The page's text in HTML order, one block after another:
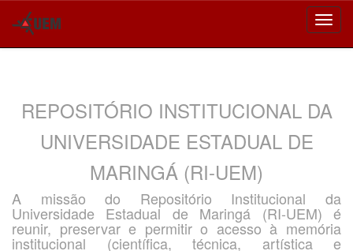
REPOSITÓRIO INSTITUCIONAL DA
UNIVERSIDADE ESTADUAL DE
MARINGÁ (RI-UEM)
A missão do Repositório Institucional da
Universidade Estadual de Maringá (RI-UEM) é
reunir, preservar e permitir o acesso à memória
institucional (científica, técnica, artística e